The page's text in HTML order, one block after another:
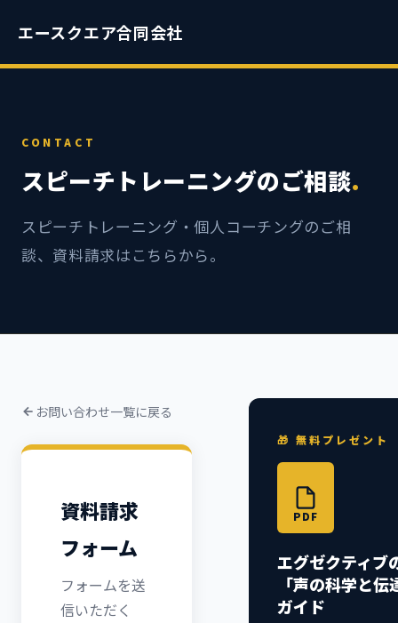
エースクエア合同会社
CONTACT
スピーチトレーニングのご相談.
スピーチトレーニング・個人コーチングのご相
談、資料請求はこちらから。
お問い合わせ一覧に戻る
資料請求
フォーム
フォームを送
信いただく
🎁 無料プレゼント
エグゼクティブ
「声の科学と
ガイド